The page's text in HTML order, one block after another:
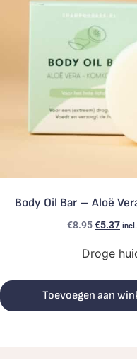
Body Oil Bar – Aloë
€8.95€5.37
Droge
Toevoegen aan